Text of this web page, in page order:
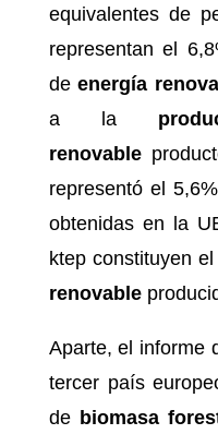
equivalentes de
representan el
deenergía
a la
renovable
representó el
obtenidas en la
ktep constituyen
renovable
Aparte, el informe
tercer país
de biomasa